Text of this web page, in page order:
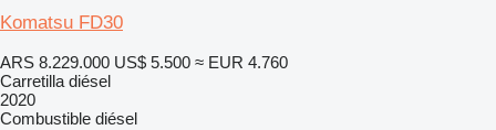
Komatsu FD30
ARS 8.229.000 US$ 5.500 ≈ EUR 4.760
Carretilla diésel
2020
Combustible diésel